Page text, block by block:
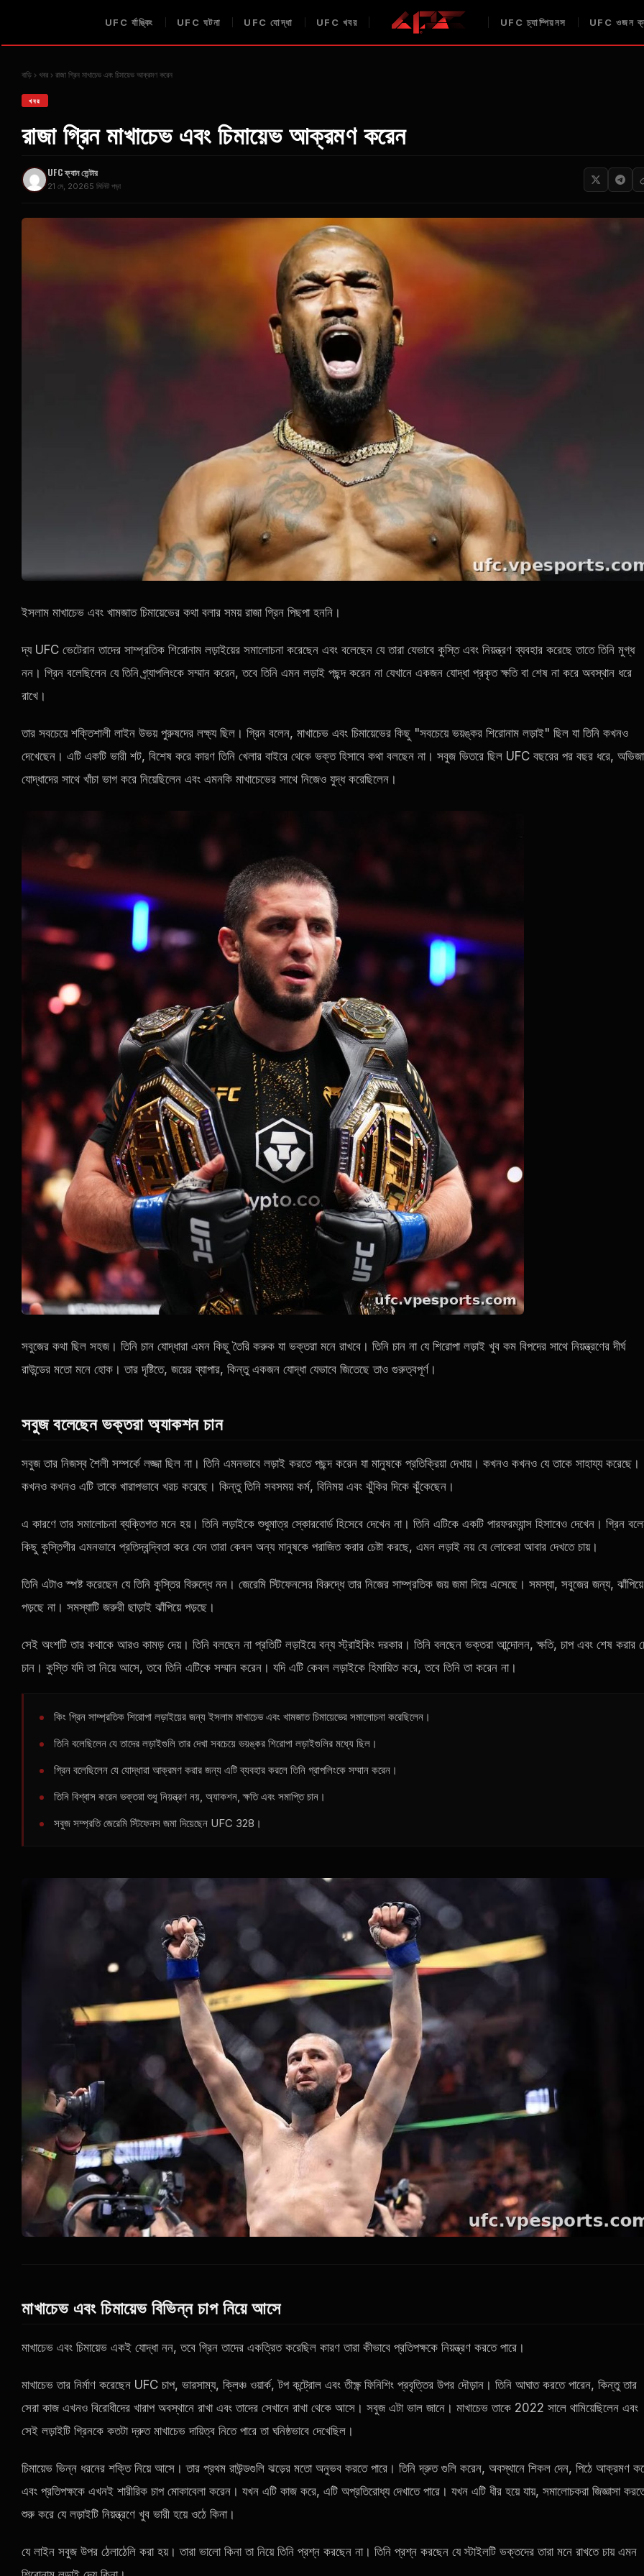
UFC র্যাঙ্কিং UFC ঘটনা UFC যোদ্ধা UFC খবর UFC চ্যাম্পিয়নস UFC ওজন
বাড়ি খবর রাজা গ্রিন মাখাচেভ এবং চিমায়েভ আক্রমণ করেন
খবর
রাজা গ্রিন মাখাচেভ এবং চিমায়েভ আক্রমণ করেন
UFCফ্যান সেন্টার
21 মে, 20265 মিনিট পড়া
ইসলাম মাখাচেভ এবং খামজাত চিমায়েভের কথা বলার সময় রাজা গ্রিন পিছপা হননি।
দ্য UFC ভেটেরান তাদের সাম্প্রতিক শিরোনাম লড়াইয়ের সমালোচনা করেছেন এবং বলেছেন যে তারা যেভাবে কুস্তি এবং নিয়ন্ত্রণ ব্যবহার করেছে তাতে তিনি মুগ্ধ
নন। গ্রিন বলেছিলেন যে তিনি গ্র্যাপলিংকে সম্মান করেন, তবে তিনি এমন লড়াই পছন্দ করেন না যেখানে একজন যোদ্ধা প্রকৃত ক্ষতি বা শেষ না করে অবস্থান ধরে
রাখে।
তার সবচেয়ে শক্তিশালী লাইন উভয় পুরুষদের লক্ষ্য ছিল। গ্রিন বলেন, মাখাচেভ এবং চিমায়েভের কিছু "সবচেয়ে ভয়ঙ্কর শিরোনাম লড়াই" ছিল যা তিনি কখনও
দেখেছেন। এটি একটি ভারী শট, বিশেষ করে কারণ তিনি খেলার বাইরে থেকে ভক্ত হিসাবে কথা বলছেন না। সবুজ ভিতরে ছিল UFC বছরের পর বছর ধরে,
যোদ্ধাদের সাথে খাঁচা ভাগ করে নিয়েছিলেন এবং এমনকি মাখাচেভের সাথে নিজেও যুদ্ধ করেছিলেন।
সবুজের কথা ছিল সহজ। তিনি চান যোদ্ধারা এমন কিছু তৈরি করুক যা ভক্তরা মনে রাখবে। তিনি চান না যে শিরোপা লড়াই খুব কম বিপদের সাথে নিয়ন্ত্রণের দীর্ঘ
রাউন্ডের মতো মনে হোক। তার দৃষ্টিতে, জয়ের ব্যাপার, কিন্তু একজন যোদ্ধা যেভাবে জিতেছে তাও গুরুত্বপূর্ণ।
সবুজ বলেছেন ভক্তরা অ্যাকশন চান
সবুজ তার নিজস্ব শৈলী সম্পর্কে লজ্জা ছিল না। তিনি এমনভাবে লড়াই করতে পছন্দ করেন যা মানুষকে প্রতিক্রিয়া দেখায়। কখনও কখনও যে তাকে সাহায্য করেছে।
কখনও কখনও এটি তাকে খারাপভাবে খরচ করেছে। কিন্তু তিনি সবসময় কর্ম, বিনিময় এবং ঝুঁকির দিকে ঝুঁকেছেন।
এ কারণে তার সমালোচনা ব্যক্তিগত মনে হয়। তিনি লড়াইকে শুধুমাত্র স্কোরবোর্ড হিসেবে দেখেন না। তিনি এটিকে একটি পারফরম্যান্স হিসাবেও দেখেন। গ্রিন
কিছু কুস্তিগীর এমনভাবে প্রতিদ্বন্দ্বিতা করে যেন তারা কেবল অন্য মানুষকে পরাজিত করার চেষ্টা করছে, এমন লড়াই নয় যে লোকেরা আবার দেখতে চায়।
তিনি এটাও স্পষ্ট করেছেন যে তিনি কুস্তির বিরুদ্ধে নন। জেরেমি স্টিফেনসের বিরুদ্ধে তার নিজের সাম্প্রতিক জয় জমা দিয়ে এসেছে। সমস্যা, সবুজের জন্য, ঝাঁপিয়ে
পড়ছে না। সমস্যাটি জরুরী ছাড়াই ঝাঁপিয়ে পড়ছে।
সেই অংশটি তার কথাকে আরও কামড় দেয়। তিনি বলছেন না প্রতিটি লড়াইয়ে বন্য স্ট্রাইকিং দরকার। তিনি বলছেন ভক্তরা আন্দোলন, ক্ষতি, চাপ এবং শেষ করার
চান। কুস্তি যদি তা নিয়ে আসে, তবে তিনি এটিকে সম্মান করেন। যদি এটি কেবল লড়াইকে হিমায়িত করে, তবে তিনি তা করেন না।
কিং গ্রিন সাম্প্রতিক শিরোপা লড়াইয়ের জন্য ইসলাম মাখাচেভ এবং খামজাত চিমায়েভের সমালোচনা করেছিলেন।
তিনি বলেছিলেন যে তাদের লড়াইগুলি তার দেখা সবচেয়ে ভয়ঙ্কর শিরোপা লড়াইগুলির মধ্যে ছিল।
গ্রিন বলেছিলেন যে যোদ্ধারা আক্রমণ করার জন্য এটি ব্যবহার করলে তিনি গ্রাপলিংকে সম্মান করেন।
তিনি বিশ্বাস করেন ভক্তরা শুধু নিয়ন্ত্রণ নয়, অ্যাকশন, ক্ষতি এবং সমাপ্তি চান।
সবুজ সম্প্রতি জেরেমি স্টিফেনস জমা দিয়েছেন UFC 328।
মাখাচেভ এবং চিমায়েভ বিভিন্ন চাপ নিয়ে আসে
মাখাচেভ এবং চিমায়েভ একই যোদ্ধা নন, তবে গ্রিন তাদের একত্রিত করেছিল কারণ তারা কীভাবে প্রতিপক্ষকে নিয়ন্ত্রণ করতে পারে।
মাখাচেভ তার নির্মাণ করেছেন UFC চাপ, ভারসাম্য, ক্লিঞ্চ ওয়ার্ক, টপ কন্ট্রোল এবং তীক্ষ্ণ ফিনিশিং প্রবৃত্তির উপর দৌড়ান। তিনি আঘাত করতে পারেন, কিন্তু তার
সেরা কাজ এখনও বিরোধীদের খারাপ অবস্থানে রাখা এবং তাদের সেখানে রাখা থেকে আসে। সবুজ এটা ভাল জানে। মাখাচেভ তাকে 2022 সালে থামিয়েছিলেন এবং
সেই লড়াইটি গ্রিনকে কতটা দ্রুত মাখাচেভ দায়িত্ব নিতে পারে তা ঘনিষ্ঠভাবে দেখেছিল।
চিমায়েভ ভিন্ন ধরনের শক্তি নিয়ে আসে। তার প্রথম রাউন্ডগুলি ঝড়ের মতো অনুভব করতে পারে। তিনি দ্রুত গুলি করেন, অবস্থানে শিকল দেন, পিঠে আক্রমণ
এবং প্রতিপক্ষকে এখনই শারীরিক চাপ মোকাবেলা করেন। যখন এটি কাজ করে, এটি অপ্রতিরোধ্য দেখাতে পারে। যখন এটি ধীর হয়ে যায়, সমালোচকরা জিজ্ঞাসা
শুরু করে যে লড়াইটি নিয়ন্ত্রণে খুব ভারী হয়ে ওঠে কিনা।
যে লাইন সবুজ উপর ঠেলাঠেলি করা হয়। তারা ভালো কিনা তা নিয়ে তিনি প্রশ্ন করছেন না। তিনি প্রশ্ন করছেন যে স্টাইলটি ভক্তদের তারা মনে রাখতে চায় এমন